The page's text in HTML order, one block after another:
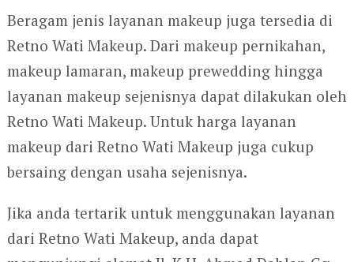
Beragam jenis layanan makeup juga tersedia di
Retno Wati Makeup. Dari makeup pernikahan,
makeup lamaran, makeup prewedding hingga
layanan makeup sejenisnya dapat dilakukan oleh
Retno Wati Makeup. Untuk harga layanan
makeup dari Retno Wati Makeup juga cukup
bersaing dengan usaha sejenisnya.
Jika anda tertarik untuk menggunakan layanan
dari Retno Wati Makeup, anda dapat